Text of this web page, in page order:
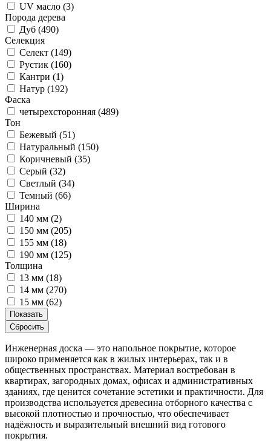
UV масло (3)
Порода дерева
Дуб (490)
Селекция
Селект (149)
Рустик (160)
Кантри (1)
Натур (192)
Фаска
четырехсторонняя (489)
Тон
Бежевый (51)
Натуральный (150)
Коричневый (35)
Серый (32)
Светлый (34)
Темный (66)
Ширина
140 мм (2)
150 мм (205)
155 мм (18)
190 мм (125)
Толщина
13 мм (18)
14 мм (270)
15 мм (62)
Показать
Сбросить
Инженерная доска — это напольное покрытие, которое
широко применяется как в жилых интерьерах, так и в
общественных пространствах. Материал востребован в
квартирах, загородных домах, офисах и административных
зданиях, где ценится сочетание эстетики и практичности. Для
производства используется древесина отборного качества с
высокой плотностью и прочностью, что обеспечивает
надёжность и выразительный внешний вид готового
покрытия.